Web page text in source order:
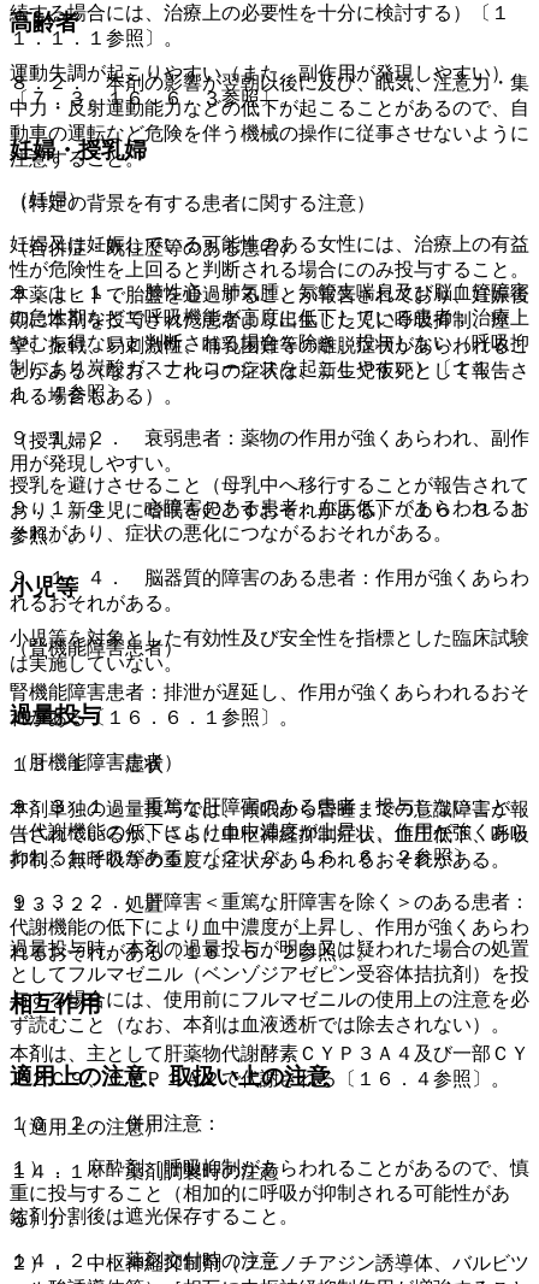
高齢者
運動失調が起こりやすい（また、副作用が発現しやすい）
〔７．３、１６．６．３参照〕。
妊婦・授乳婦
（妊婦）
妊婦又は妊娠している可能性のある女性には、治療上の有益
性が危険性を上回ると判断される場合にのみ投与すること。
本薬はヒトで胎盤を通過することが報告されており、妊娠後
期に本剤を投与された患者より出生した児に呼吸抑制、痙
攣、振戦、易刺激性、哺乳困難等の離脱症状があらわれるこ
とがある（なお、これらの症状は、新生児仮死として報告さ
れる場合もある）。
（授乳婦）
授乳を避けさせること（母乳中へ移行することが報告されて
おり、新生児に嗜眠を起こすおそれがある）〔１６．３．１
参照〕。
小児等
小児等を対象とした有効性及び安全性を指標とした臨床試験
は実施していない。
過量投与
１３．１． 症状
本剤単独の過量投与では、傾眠から昏睡までの意識障害が報
告されているが、さらに中枢神経抑制症状、血圧低下、呼吸
抑制、無呼吸等の重度な症状があらわれるおそれがある。
１３．２． 処置
過量投与時、本剤の過量投与が明白又は疑われた場合の処置
としてフルマゼニル（ベンゾジアゼピン受容体拮抗剤）を投
与する場合には、使用前にフルマゼニルの使用上の注意を必
ず読むこと（なお、本剤は血液透析では除去されない）。
適用上の注意、取扱い上の注意
（適用上の注意）
１４．１． 薬剤調製時の注意
錠剤分割後は遮光保存すること。
１４．２． 薬剤交付時の注意
続する場合には、治療上の必要性を十分に検討する）〔１
１．１．１参照〕。
８．２． 本剤の影響が翌朝以後に及び、眠気、注意力・集
中力・反射運動能力などの低下が起こることがあるので、自
動車の運転など危険を伴う機械の操作に従事させないように
注意すること。
（特定の背景を有する患者に関する注意）
（合併症・既往歴等のある患者）
９．１．１． 肺性心、肺気腫、気管支喘息及び脳血管障害
の急性期などで呼吸機能が高度に低下している患者：治療上
やむを得ないと判断される場合を除き、投与しない（呼吸抑
制により炭酸ガスナルコーシスを起こしやすい）〔１１．
１．４参照〕。
９．１．２． 衰弱患者：薬物の作用が強くあらわれ、副作
用が発現しやすい。
９．１．３． 心障害のある患者：血圧低下があらわれるお
それがあり、症状の悪化につながるおそれがある。
９．１．４． 脳器質的障害のある患者：作用が強くあらわ
れるおそれがある。
（腎機能障害患者）
腎機能障害患者：排泄が遅延し、作用が強くあらわれるおそ
れがある〔１６．６．１参照〕。
（肝機能障害患者）
９．３．１． 重篤な肝障害のある患者：投与しないこと
（代謝機能の低下により血中濃度が上昇し、作用が強くあら
われるおそれがある）〔２．２、１６．６．２参照〕。
９．３．２． 肝障害＜重篤な肝障害を除く＞のある患者：
代謝機能の低下により血中濃度が上昇し、作用が強くあらわ
れるおそれがある〔１６．６．２参照〕。
相互作用
本剤は、主として肝薬物代謝酵素ＣＹＰ３Ａ４及び一部ＣＹ
Ｐ２Ｃ９、ＣＹＰ１Ａ２で代謝される〔１６．４参照〕。
１０．２． 併用注意：
１）． 麻酔剤［呼吸抑制があらわれることがあるので、慎
重に投与すること（相加的に呼吸が抑制される可能性があ
る）］。
２）． 中枢神経抑制剤（フェノチアジン誘導体、バルビツ